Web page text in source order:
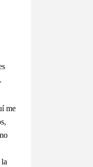
me